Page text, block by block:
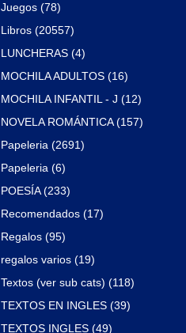
Juegos (78)
Libros (20557)
LUNCHERAS (4)
MOCHILA ADULTOS (16)
MOCHILA INFANTIL - J (12)
NOVELA ROMÁNTICA (157)
Papeleria (2691)
Papeleria (6)
POESÍA (233)
Recomendados (17)
Regalos (95)
regalos varios (19)
Textos (ver sub cats) (118)
TEXTOS EN INGLES (39)
TEXTOS INGLES (49)